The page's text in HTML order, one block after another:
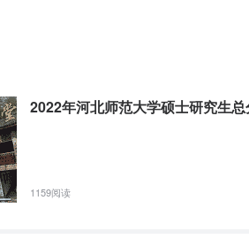
2022年河北师范大学硕士研究生
1159阅读